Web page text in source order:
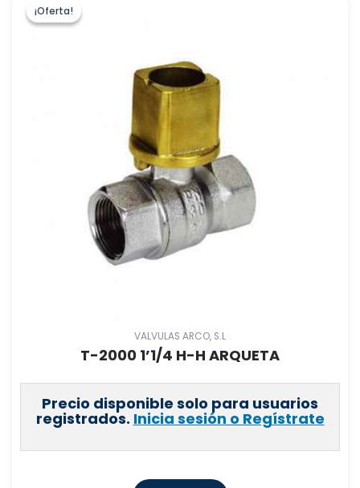
¡Oferta!
¡Oferta!
VALVULAS ARCO, S.L
T-2000 1’1/4 H-H ARQUETA
Precio disponible solo para usuarios
registrados. Inicia sesión o Regístrate